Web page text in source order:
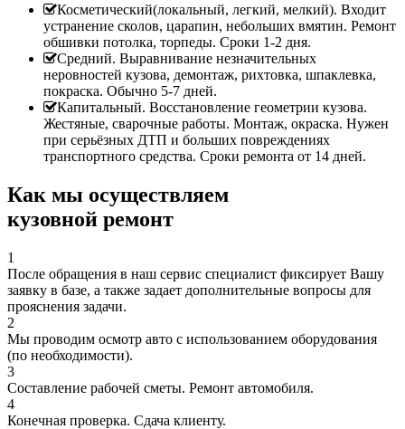
Косметический(локальный, легкий, мелкий). Входит
устранение сколов, царапин, небольших вмятин. Ремонт
обшивки потолка, торпеды. Сроки 1-2 дня.
Средний. Выравнивание незначительных
неровностей кузова, демонтаж, рихтовка, шпаклевка,
покраска. Обычно 5-7 дней.
Капитальный. Восстановление геометрии кузова.
Жестяные, сварочные работы. Монтаж, окраска. Нужен
при серьёзных ДТП и больших повреждениях
транспортного средства. Сроки ремонта от 14 дней.
Как мы осуществляем
кузовной ремонт
1
После обращения в наш сервис специалист фиксирует Вашу
заявку в базе, а также задает дополнительные вопросы для
прояснения задачи.
2
Мы проводим осмотр авто с использованием оборудования
(по необходимости).
3
Составление рабочей сметы. Ремонт автомобиля.
4
Конечная проверка. Сдача клиенту.